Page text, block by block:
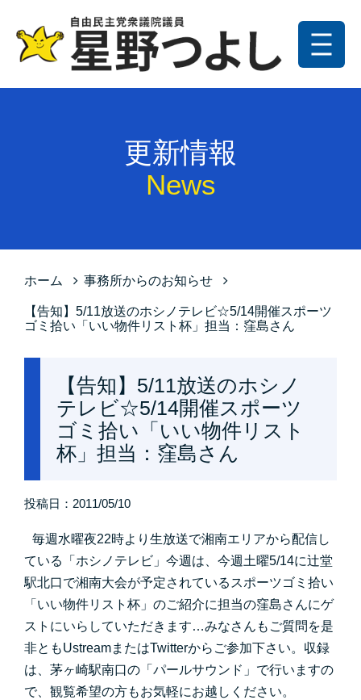
メニュー
トップ
プロフィール
星野の政策
お問い合わせ
サイトマップ
プライバシーポリシー
更新情報
News
ホーム 事務所からのお知らせ
【告知】5/11放送のホシノテレビ☆5/14開催スポーツ
ゴミ拾い「いい物件リスト杯」担当：窪島さん
【告知】5/11放送のホシノ
テレビ☆5/14開催スポーツ
ゴミ拾い「いい物件リスト
杯」担当：窪島さん
投稿日： 2011/05/10
毎週水曜夜22時より生放送で湘南エリアから配信し
ている「ホシノテレビ」 今週は、今週土曜5/14に辻堂
駅北口で湘南大会が予定されているスポーツゴミ拾い
「いい物件リスト杯」のご紹介に担当の窪島さんにゲ
ストにいらしていただきます…みなさんもご質問を是
非ともUstreamまたはTwitterからご参加下さい。収録
は 、茅ヶ崎駅南口の「パールサウンド」で行いますの
で、観覧希望の方もお気軽にお越しください。